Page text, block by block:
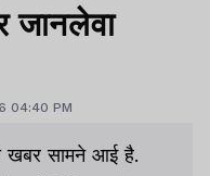
जानलेवा
04:40 PM
खबर सामने आई है.